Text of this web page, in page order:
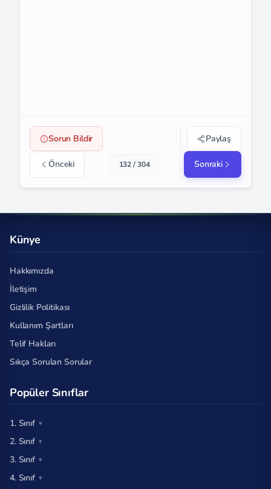
Sorun Bildir Paylaş
Önceki 132 / 304 Sonraki
Künye
Hakkımızda
İletişim
Gizlilik Politikası
Kullanım Şartları
Telif Hakları
Sıkça Sorulan Sorular
Popüler Sınıflar
1. Sınıf
2. Sınıf
3. Sınıf
4. Sınıf